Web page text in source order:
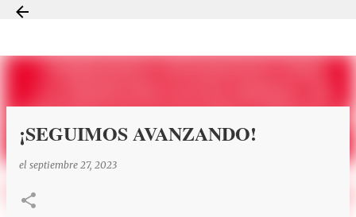
¡SEGUIMOS AVANZANDO!
el septiembre 27, 2023